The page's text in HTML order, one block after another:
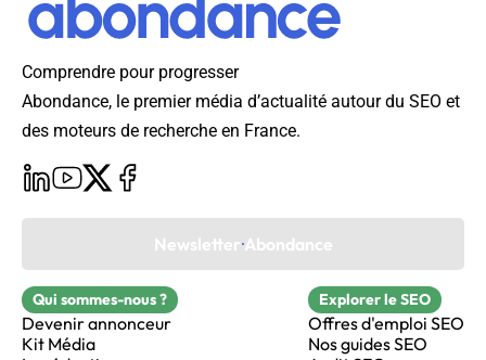
Comprendre pour progresser
Abondance, le premier média d’actualité autour du SEO et
des moteurs de recherche en France.
Newsletter Abondance
Qui sommes-nous ?
Devenir annonceur
Kit Média
Explorer le SEO
Offres d'emploi SEO
Nos guides SEO